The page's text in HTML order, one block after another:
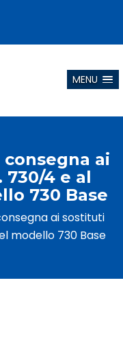
MENU
ai
4 e al
730 Base
ai sostituti
modello 730 Base